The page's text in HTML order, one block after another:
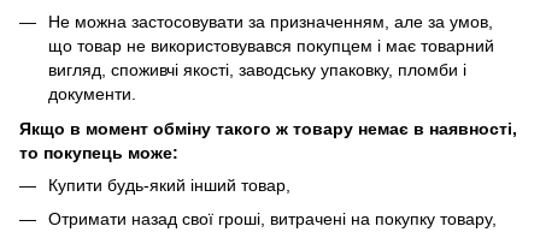
Не можна застосовувати за призначенням, але за умов,
що товар не використовувався покупцем і має товарний
вигляд, споживчі якості, заводську упаковку, пломби і
документи.
Якщо в момент обміну такого ж товару немає в наявності,
то покупець може:
Купити будь-який інший товар,
Отримати назад свої гроші, витрачені на покупку товару,